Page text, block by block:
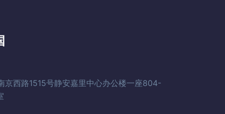
京西路1515号静安嘉里中心办公楼一座804-